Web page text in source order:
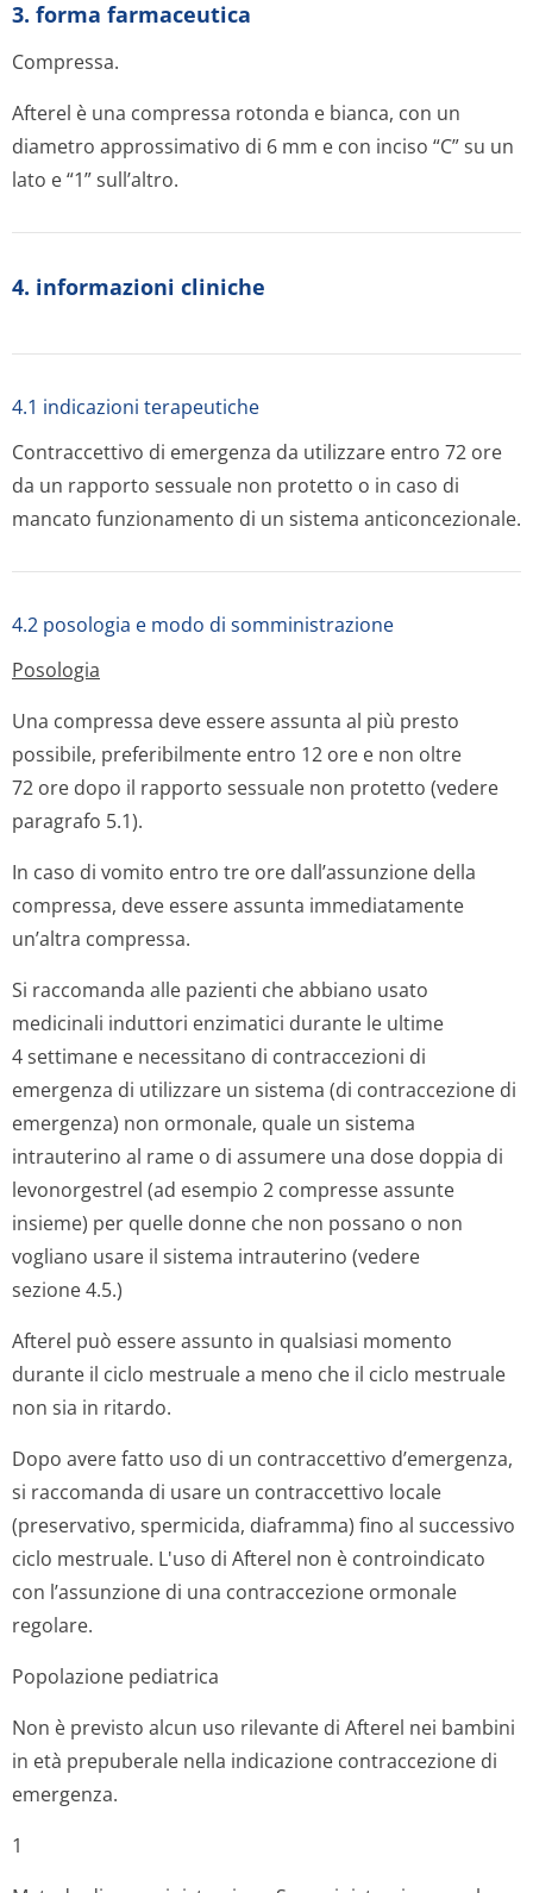
3. forma farmaceutica
Compressa.
Afterel è una compressa rotonda e bianca, con un
diametro approssimativo di 6 mm e con inciso “C” su un
lato e “1” sull’altro.
4. informazioni cliniche
4.1 indicazioni terapeutiche
Contraccettivo di emergenza da utilizzare entro 72 ore
da un rapporto sessuale non protetto o in caso di
mancato funzionamento di un sistema anticoncezionale.
4.2 posologia e modo di somministrazione
Posologia
Una compressa deve essere assunta al più presto
possibile, preferibilmente entro 12 ore e non oltre
72 ore dopo il rapporto sessuale non protetto (vedere
paragrafo 5.1).
In caso di vomito entro tre ore dall’assunzione della
compressa, deve essere assunta immediatamente
un’altra compressa.
Si raccomanda alle pazienti che abbiano usato
medicinali induttori enzimatici durante le ultime
4 settimane e necessitano di contraccezioni di
emergenza di utilizzare un sistema (di contraccezione di
emergenza) non ormonale, quale un sistema
intrauterino al rame o di assumere una dose doppia di
levonorgestrel (ad esempio 2 compresse assunte
insieme) per quelle donne che non possano o non
vogliano usare il sistema intrauterino (vedere
sezione 4.5.)
Afterel può essere assunto in qualsiasi momento
durante il ciclo mestruale a meno che il ciclo mestruale
non sia in ritardo.
Dopo avere fatto uso di un contraccettivo d’emergenza,
si raccomanda di usare un contraccettivo locale
(preservativo, spermicida, diaframma) fino al successivo
ciclo mestruale. L'uso di Afterel non è controindicato
con l’assunzione di una contraccezione ormonale
regolare.
Popolazione pediatrica
Non è previsto alcun uso rilevante di Afterel nei bambini
in età prepuberale nella indicazione contraccezione di
emergenza.
1